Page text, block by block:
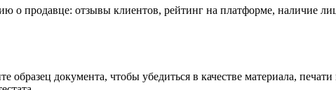
о продавце: отзывы клиентов, рейтинг на платформе, наличие
образец документа, чтобы убедиться в качестве материала,